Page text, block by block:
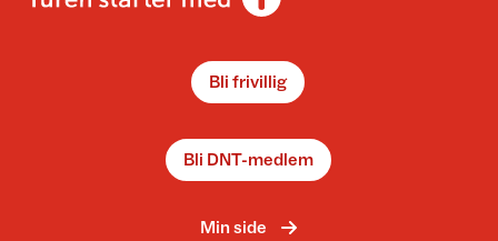
Bli frivillig
Bli DNT-medlem
Min side